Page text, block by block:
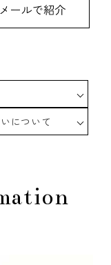
について